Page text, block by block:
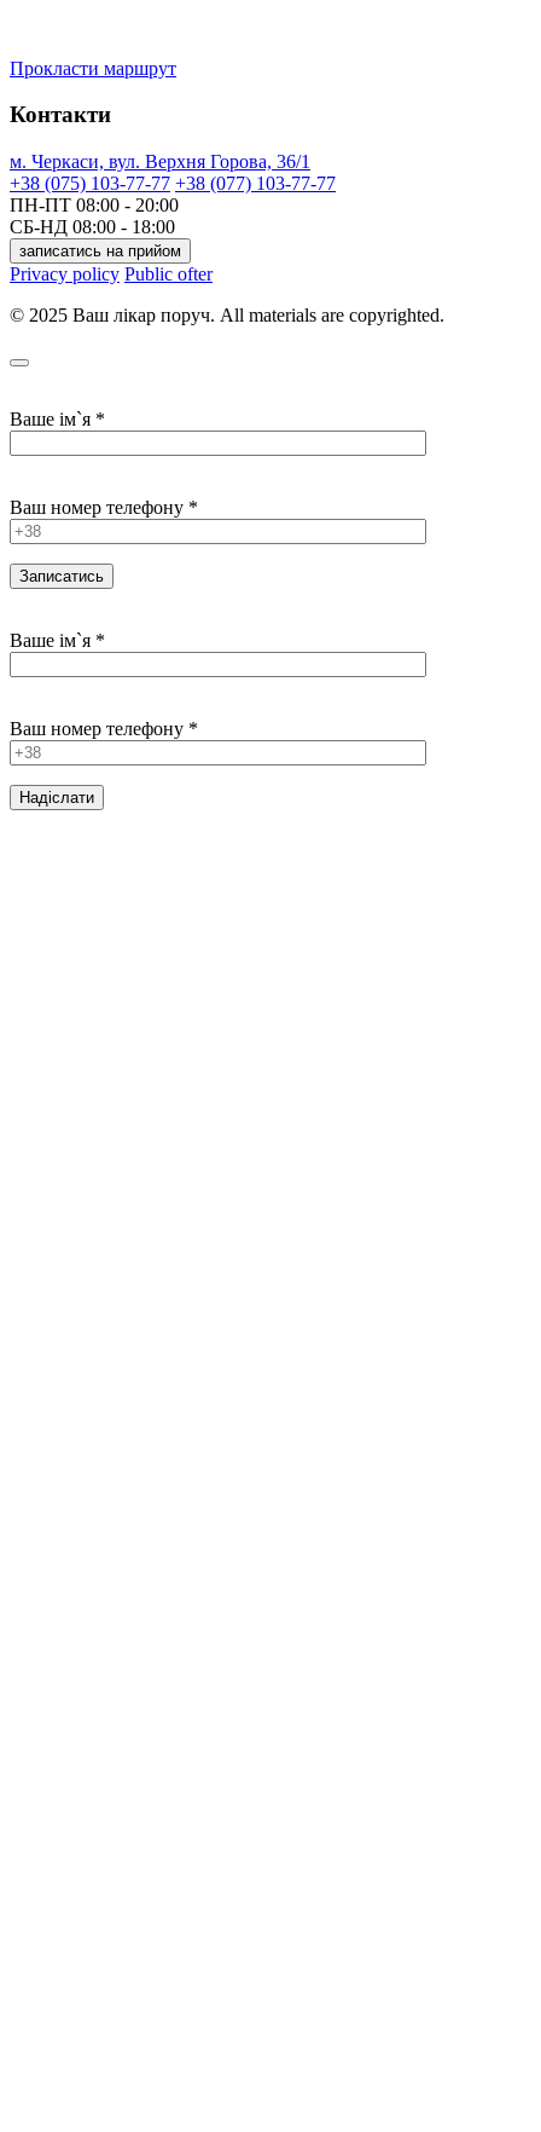
Прокласти маршрут
Контакти
м. Черкаси, вул. Верхня Горова, 36/1
+38 (075) 103-77-77 +38 (077) 103-77-77
ПН-ПТ 08:00 - 20:00
СБ-НД 08:00 - 18:00
записатись на прийом
Privacy policy Public ofter
© 2025 Ваш лікар поруч. All materials are copyrighted.
Ваше ім`я *
Ваш номер телефону *
Ваше ім`я *
Ваш номер телефону *